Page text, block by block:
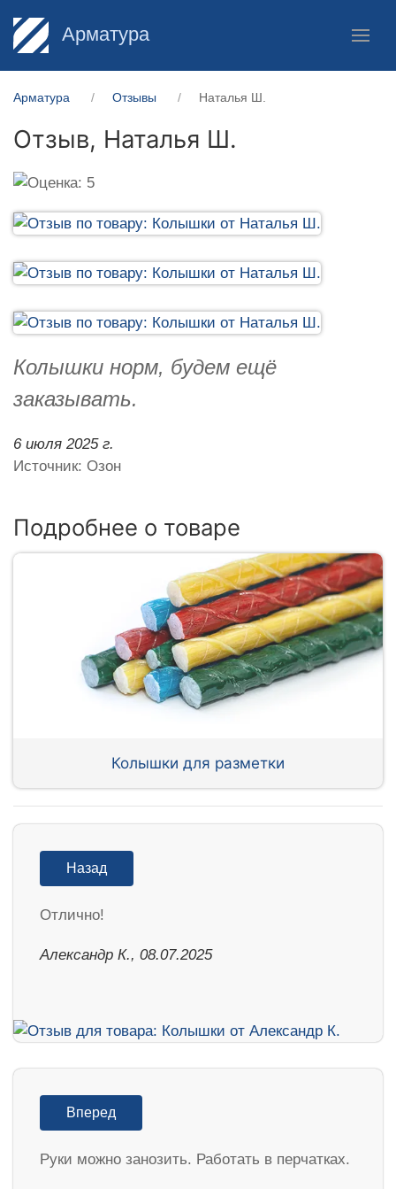
Арматура
Арматура Отзывы Наталья Ш.
Отзыв, Наталья Ш.
Колышки норм, будем ещё
заказывать.
6 июля 2025 г.
Источник: Озон
Подробнее о товаре
Колышки для разметки
Назад
Отлично!
Александр К., 08.07.2025
Вперед
Руки можно занозить. Работать в перчатках.